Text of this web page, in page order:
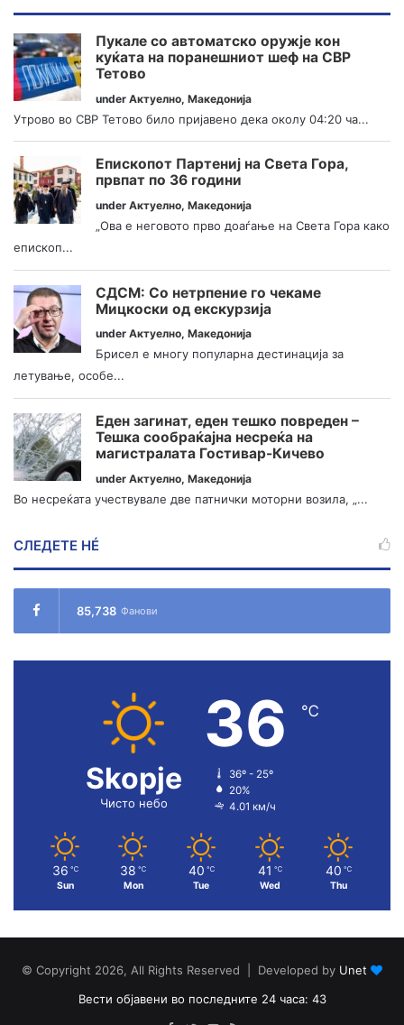
Пукале со автоматско оружје кон
куќата на поранешниот шеф на СВР
Тетово
under Актуелно, Македонија
Утрово во СВР Тетово било пријавено дека околу 04:20 ча...
Епископот Партениј на Света Гора,
првпат по 36 години
under Актуелно, Македонија
„Ова е неговото прво доаѓање на Света Гора како
епископ...
СДСМ: Со нетрпение го чекаме
Мицкоски од екскурзија
under Актуелно, Македонија
Брисел е многу популарна дестинација за
летување, особе...
Еден загинат, еден тешко повреден –
Тешка сообраќајна несреќа на
магистралата Гостивар-Кичево
under Актуелно, Македонија
Во несреќата учествувале две патнички моторни возила, „...
СЛЕДЕТЕ НÉ
85,738 Фанови
Skopje
Чисто небо
36 ℃
36º - 25º
20%
4.01 км/ч
36 ℃
Sun
38 ℃
Mon
40 ℃
Tue
41 ℃
Wed
40 ℃
Thu
© Copyright 2026, All Rights Reserved | Developed by Unet
Вести објавени во последните 24 часа: 43